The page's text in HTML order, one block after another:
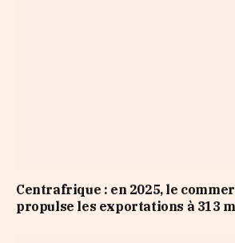
Centrafrique : en 2025, le
propulse les exportations à 313